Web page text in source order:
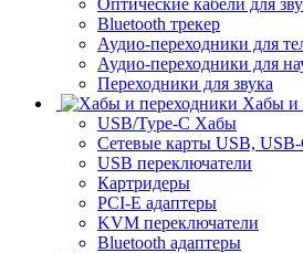
Оптические кабели для
Bluetooth трекер
Аудио-переходники для
Аудио-переходники для
Переходники для звука
Хабы и
USB/Type-C Хабы
Сетевые карты USB, USB-
USB переключатели
Картридеры
PCI-E адаптеры
KVM переключатели
Bluetooth адаптеры